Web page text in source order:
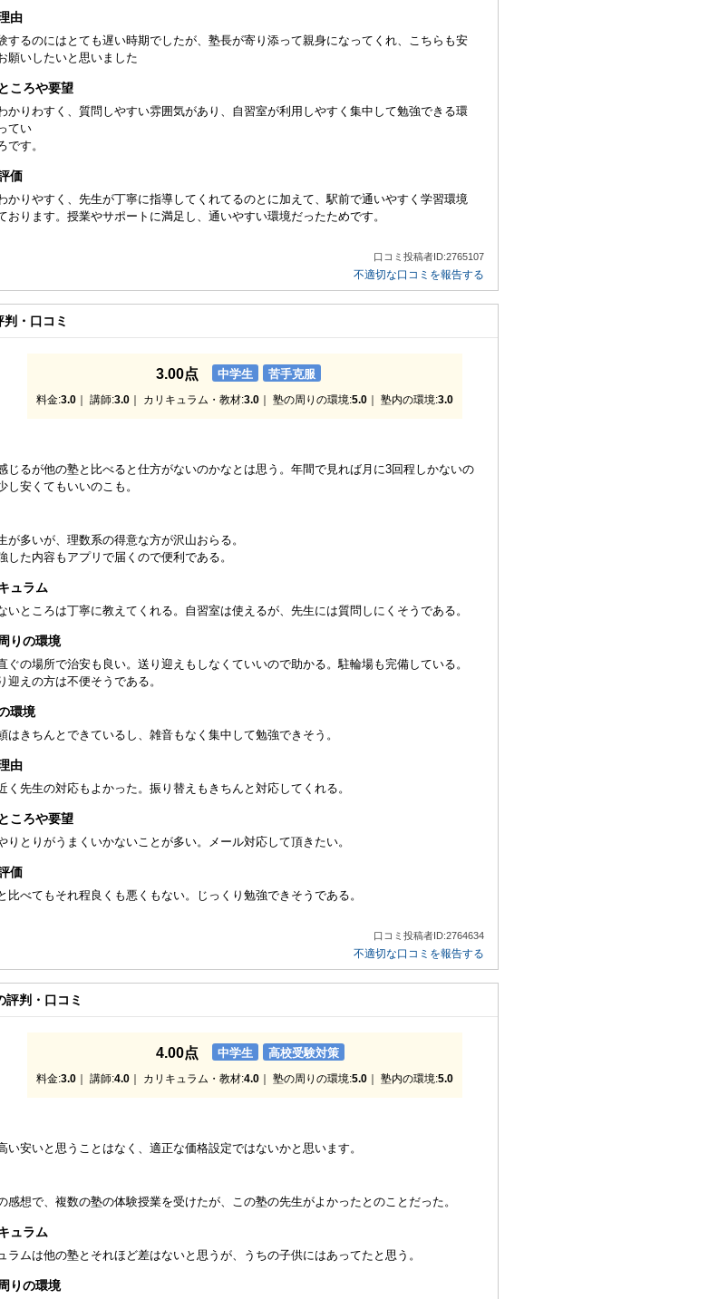
由
するのにはとても遅い時期でしたが、塾長が寄り添って親身になってくれ、こちらも安
願いしたいと思いました
ころや要望
かりわすく、質問しやすい雰囲気があり、自習室が利用しやすく集中して勉強できる環
てい
です。
価
かりやすく、先生が丁寧に指導してくれてるのとに加えて、駅前で通いやすく学習環境
おります。授業やサポートに満足し、通いやすい環境だったためです。
口コミ投稿者ID:2765107
不適切な口コミを報告する
判・口コミ
3.00点 中学生 苦手克服
料金:3.0 ｜ 講師:3.0 ｜ カリキュラム・教材:3.0 ｜ 塾の周りの環境:5.0 ｜ 塾内の環境:3.0
じるが他の塾と比べると仕方がないのかなとは思う。年間で見れば月に3回程しかないの
し安くてもいいのこも。
が多いが、理数系の得意な方が沢山おらる。
した内容もアプリで届くので便利である。
ュラム
いところは丁寧に教えてくれる。自習室は使えるが、先生には質問しにくそうである。
りの環境
ぐの場所で治安も良い。送り迎えもしなくていいので助かる。駐輪場も完備している。
迎えの方は不便そうである。
環境
はきちんとできているし、雑音もなく集中して勉強できそう。
由
く先生の対応もよかった。振り替えもきちんと対応してくれる。
ころや要望
りとりがうまくいかないことが多い。メール対応して頂きたい。
価
比べてもそれ程良くも悪くもない。じっくり勉強できそうである。
口コミ投稿者ID:2764634
不適切な口コミを報告する
評判・口コミ
4.00点 中学生 高校受験対策
料金:3.0 ｜ 講師:4.0 ｜ カリキュラム・教材:4.0 ｜ 塾の周りの環境:5.0 ｜ 塾内の環境:5.0
い安いと思うことはなく、適正な価格設定ではないかと思います。
感想で、複数の塾の体験授業を受けたが、この塾の先生がよかったとのことだった。
ュラム
ラムは他の塾とそれほど差はないと思うが、うちの子供にはあってたと思う。
りの環境